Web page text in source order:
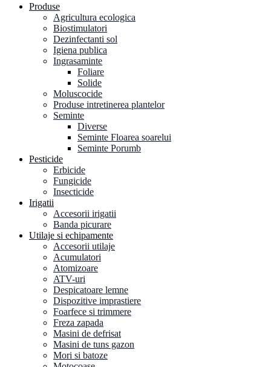
Produse
Agricultura ecologica
Biostimulatori
Dezinfectanti sol
Igiena publica
Ingrasaminte
Foliare
Solide
Moluscocide
Produse intretinerea plantelor
Seminte
Diverse
Seminte Floarea soarelui
Seminte Porumb
Pesticide
Erbicide
Fungicide
Insecticide
Irigatii
Accesorii irigatii
Banda picurare
Utilaje si echipamente
Accesorii utilaje
Acumulatori
Atomizoare
ATV-uri
Despicatoare lemne
Dispozitive imprastiere
Foarfece si trimmere
Freza zapada
Masini de defrisat
Masini de tuns gazon
Mori si batoze